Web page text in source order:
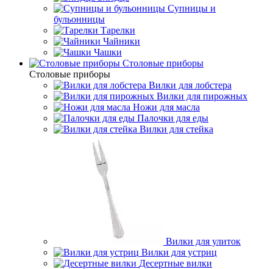
Супницы и
бульонницы
Тарелки
Чайники
Чашки
Cтоловые приборы
Cтоловые приборы
Вилки для лобстера
Вилки для пирожных
Ножи для масла
Палочки для еды
Вилки для стейка
Вилки для улиток
Вилки для устриц
Десертные вилки